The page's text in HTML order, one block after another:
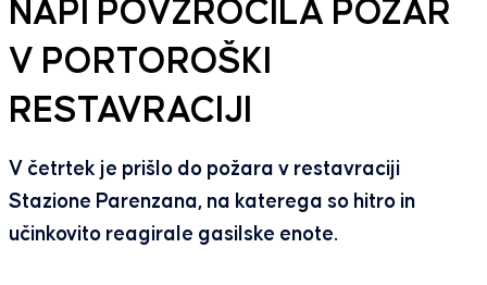
NAPI POVZROČILA POŽAR
V PORTOROŠKI
RESTAVRACIJI
V četrtek je prišlo do požara v restavraciji
Stazione Parenzana, na katerega so hitro in
učinkovito reagirale gasilske enote.